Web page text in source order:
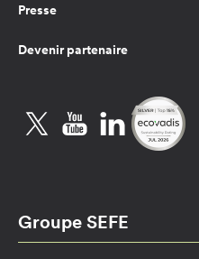
Presse
Devenir partenaire
TwitterYouTubeLinkedIn
Groupe SEFE